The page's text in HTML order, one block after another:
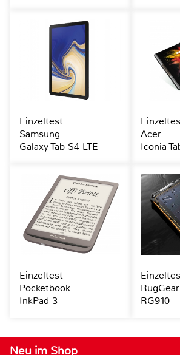
Neu im Shop
Einzeltest
Samsung
Galaxy Tab S4 LTE
Acer
Iconia
Einzeltest
Pocketbook
InkPad 3
RugGear
RG910